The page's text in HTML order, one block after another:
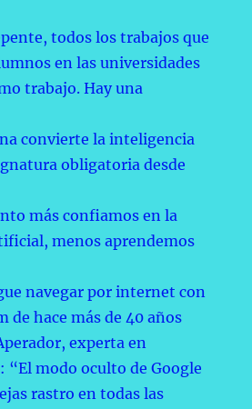
todos los trabajos que
en las universidades
trabajo. Hay una
convierte la inteligencia
obligatoria desde
más confiamos en la
menos aprendemos
navegar por internet con
de hace más de 40 años
experta en
“El modo oculto de Google
rastro en todas las